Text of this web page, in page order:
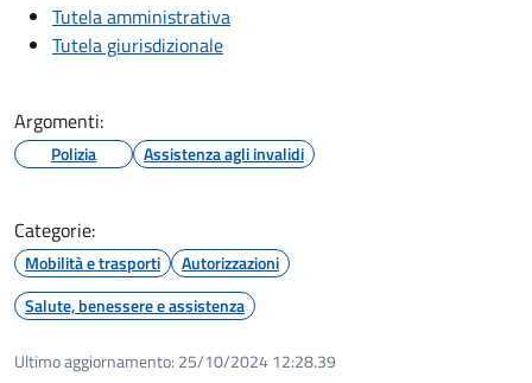
Tutela amministrativa
Tutela giurisdizionale
Argomenti:
Polizia Assistenza agli invalidi
Categorie:
Mobilità e trasporti
Autorizzazioni
Salute, benessere e assistenza
Ultimo aggiornamento: 25/10/2024 12:28.39